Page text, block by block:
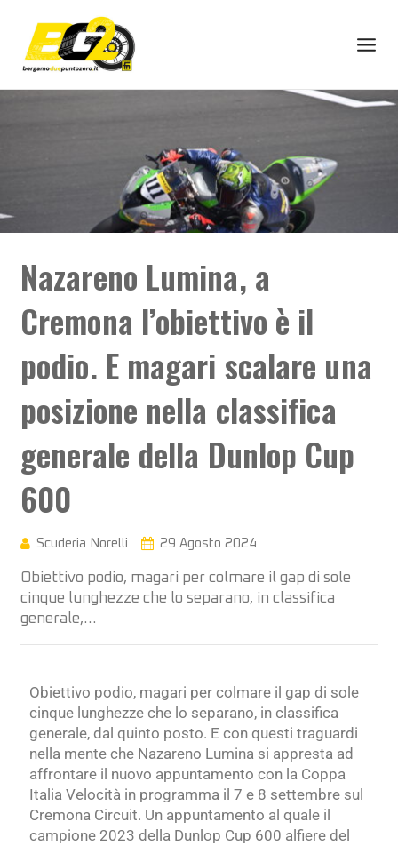
Nazareno Lumina, a
Cremona l’obiettivo è il
podio. E magari scalare una
posizione nella classifica
generale della Dunlop Cup
600
Scuderia Norelli 29 Agosto 2024
Obiettivo podio, magari per colmare il gap di sole
cinque lunghezze che lo separano, in classifica
generale,…
Obiettivo podio, magari per colmare il gap di sole
cinque lunghezze che lo separano, in classifica
generale, dal quinto posto. E con questi traguardi
nella mente che Nazareno Lumina si appresta ad
affrontare il nuovo appuntamento con la Coppa
Italia Velocità in programma il 7 e 8 settembre sul
Cremona Circuit. Un appuntamento al quale il
campione 2023 della Dunlop Cup 600 alfiere del